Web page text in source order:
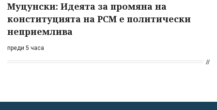
Муцунски: Идеята за промяна на
конституцията на РСМ е политически
неприемлива
преди 5 часа